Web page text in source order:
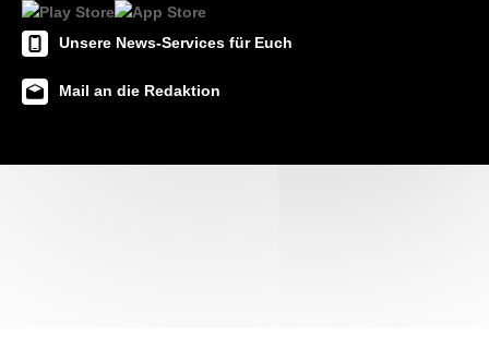
Unsere News-Services für Euch
Mail an die Redaktion